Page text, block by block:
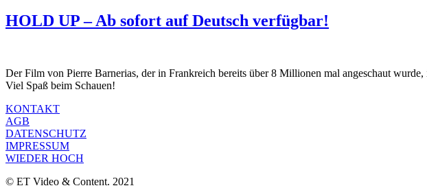
HOLD UP – Ab sofort auf Deutsch verfügbar!
Der Film von Pierre Barnerias, der in Frankreich bereits über 8 Millionen mal angeschaut
Viel Spaß beim Schauen!
KONTAKT
AGB
DATENSCHUTZ
IMPRESSUM
WIEDER HOCH
© ET Video & Content. 2021